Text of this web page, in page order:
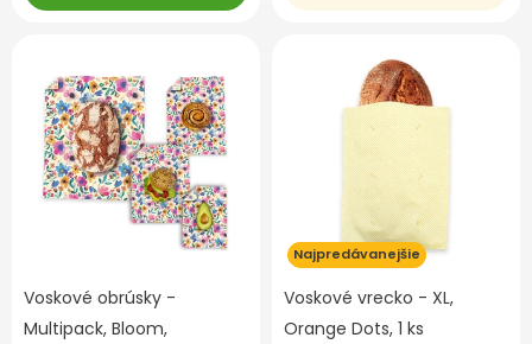
Voskové obrúsky -
Multipack, Bloom,
Najpredávanejšie
Voskové vrecko - XL,
Orange Dots, 1 ks